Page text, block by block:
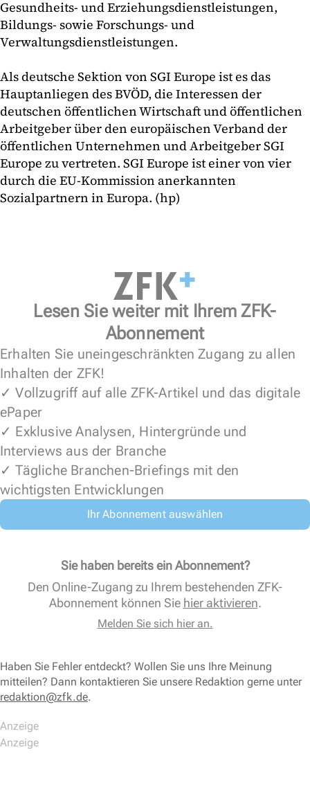
Gesundheits- und Erziehungsdienstleistungen,
Bildungs- sowie Forschungs- und
Verwaltungsdienstleistungen.
Als deutsche Sektion von SGI Europe ist es das
Hauptanliegen des BVÖD, die Interessen der
deutschen öffentlichen Wirtschaft und öffentlichen
Arbeitgeber über den europäischen Verband der
öffentlichen Unternehmen und Arbeitgeber SGI
Europe zu vertreten. SGI Europe ist einer von vier
durch die EU-Kommission anerkannten
Sozialpartnern in Europa. (hp)
Lesen Sie weiter mit Ihrem ZFK-
Abonnement
Erhalten Sie uneingeschränkten Zugang zu allen
Inhalten der ZFK!
✓ Vollzugriff auf alle ZFK-Artikel und das digitale
ePaper
✓ Exklusive Analysen, Hintergründe und
Interviews aus der Branche
✓ Tägliche Branchen-Briefings mit den
wichtigsten Entwicklungen
Ihr Abonnement auswählen
Sie haben bereits ein Abonnement?
Den Online-Zugang zu Ihrem bestehenden ZFK-
Abonnement können Sie hier aktivieren.
Melden Sie sich hier an.
Haben Sie Fehler entdeckt? Wollen Sie uns Ihre Meinung
mitteilen? Dann kontaktieren Sie unsere Redaktion gerne unter
redaktion@zfk.de.